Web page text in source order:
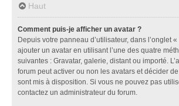
Haut
Comment puis-je afficher un avatar ?
Depuis votre panneau d’utilisateur, dans l’onglet
ajouter un avatar en utilisant l’une des quatre
suivantes : Gravatar, galerie, distant ou importé.
forum peut activer ou non les avatars et décider
sont mis à disposition. Si vous ne pouvez pas
contactez un administrateur du forum.